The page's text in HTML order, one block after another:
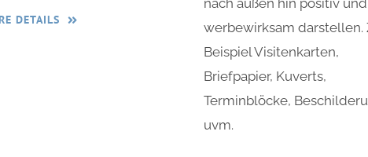
DETAILS
nach außen hin positiv und
werbewirksam darstellen.
Beispiel Visitenkarten,
Briefpapier, Kuverts,
Terminblöcke,
uvm.